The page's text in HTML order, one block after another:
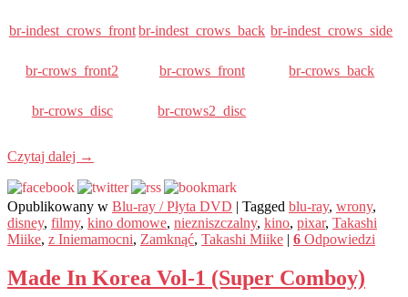
br-indest_crows_front br-indest_crows_back br-indest_crows_side
br-crows_front2 br-crows_front br-crows_back
br-crows_disc br-crows2_disc
Czytaj dalej →
Opublikowany w Blu-ray / Płyta DVD | Tagged blu-ray, wrony,
disney, filmy, kino domowe, niezniszczalny, kino, pixar, Takashi
Miike, z Iniemamocni, Zamknąć, Takashi Miike | 6 Odpowiedzi
Made In Korea Vol-1 (Super Comboy)